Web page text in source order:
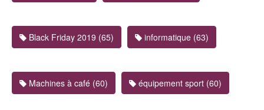
Black Friday 2019 (65) informatique (63)
Machines à café (60) équipement sport (60)